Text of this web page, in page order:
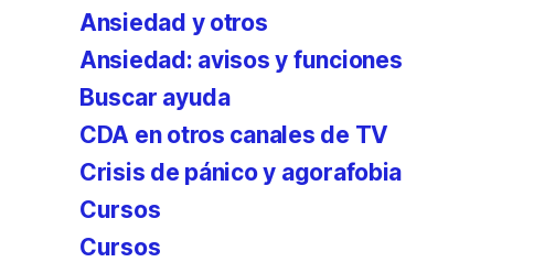
Ansiedad y otros
Ansiedad: avisos y funciones
Buscar ayuda
CDA en otros canales de TV
Crisis de pánico y agorafobia
Cursos
Cursos